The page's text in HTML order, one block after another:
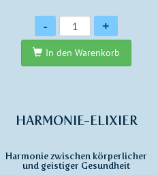
- +
In den Warenkorb
HARMONIE-ELIXIER
Harmonie zwischen körperlicher
und geistiger Gesundheit